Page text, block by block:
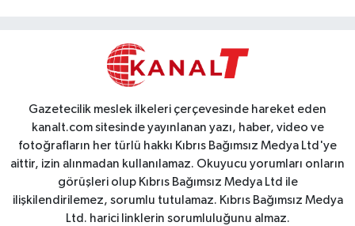
Gazetecilik meslek ilkeleri çerçevesinde hareket eden
kanalt.com sitesinde yayınlanan yazı, haber, video ve
fotoğrafların her türlü hakkı Kıbrıs Bağımsız Medya Ltd'ye
aittir, izin alınmadan kullanılamaz. Okuyucu yorumları onların
görüşleri olup Kıbrıs Bağımsız Medya Ltd ile
ilişkilendirilemez, sorumlu tutulamaz. Kıbrıs Bağımsız Medya
Ltd. harici linklerin sorumluluğunu almaz.